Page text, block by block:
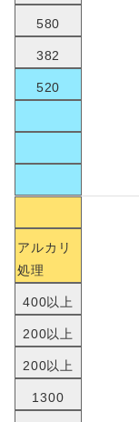
580
382
520
アルカリ
処理
400以上
200以上
200以上
1300